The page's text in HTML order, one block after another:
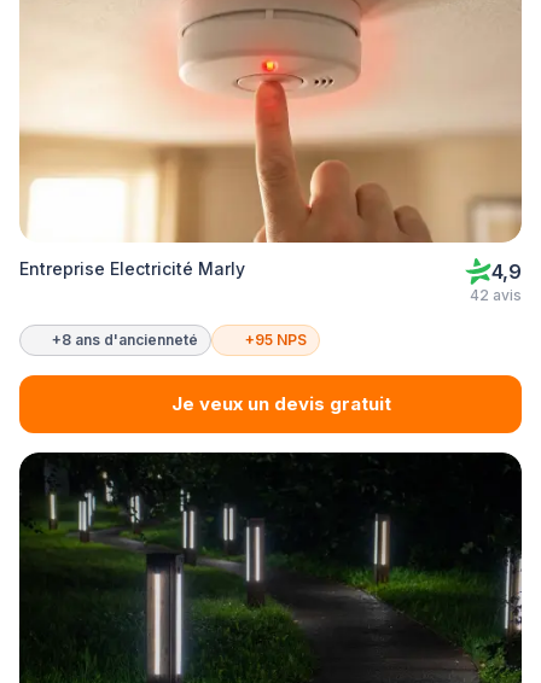
Entreprise Electricité Marly 4,9
42 avis
+8 ans d'ancienneté +95 NPS
Je veux un devis gratuit